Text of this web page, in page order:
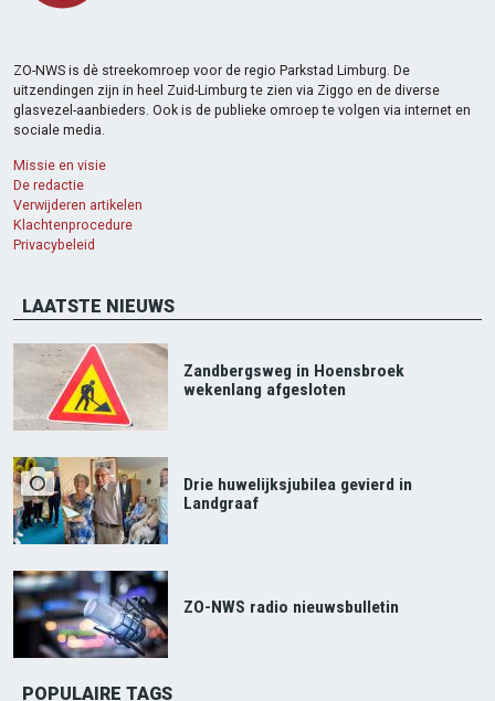
ZO-NWS is dè streekomroep voor de regio Parkstad Limburg. De
uitzendingen zijn in heel Zuid-Limburg te zien via Ziggo en de diverse
glasvezel-aanbieders. Ook is de publieke omroep te volgen via internet en
sociale media.
Missie en visie
De redactie
Verwijderen artikelen
Klachtenprocedure
Privacybeleid
LAATSTE NIEUWS
Zandbergsweg in Hoensbroek
wekenlang afgesloten
Drie huwelijksjubilea gevierd in
Landgraaf
ZO-NWS radio nieuwsbulletin
POPULAIRE TAGS